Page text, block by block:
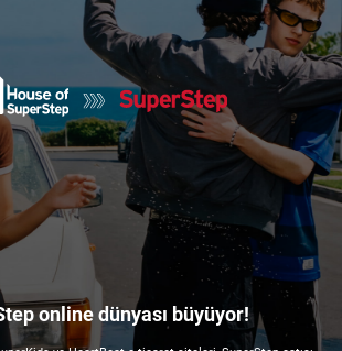
online dünyası büyüyor!